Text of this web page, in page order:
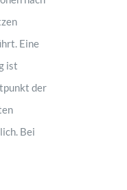
Eine
ist
der
Bei